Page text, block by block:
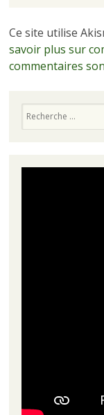
Ce site utilise
savoir plus sur
commentaires